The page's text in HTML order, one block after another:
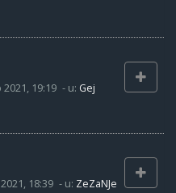
2021, 19:19 - u: Gej
18:39 - u: ZeZaNJe